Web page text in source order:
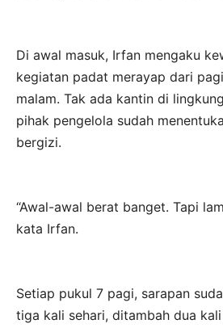
Di awal masuk, Irfan mengaku
kegiatan padat merayap dari
malam. Tak ada kantin di
pihak pengelola sudah
bergizi.
“Awal-awal berat banget. Tapi
kata Irfan.
Setiap pukul 7 pagi, sarapan
tiga kali sehari, ditambah dua